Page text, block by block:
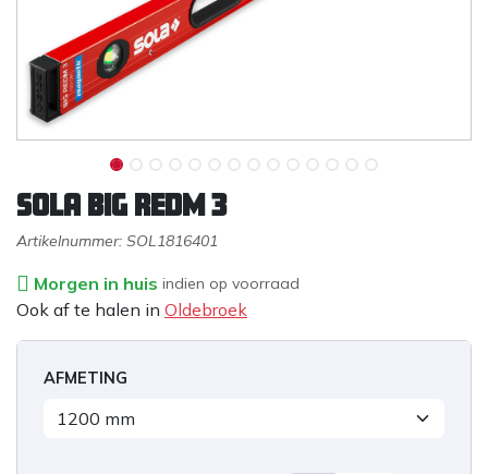
Sola Big RedM 3
Artikelnummer: SOL1816401
Morgen in huis indien op voorraad
Ook af te halen in Oldebroek
AFMETING